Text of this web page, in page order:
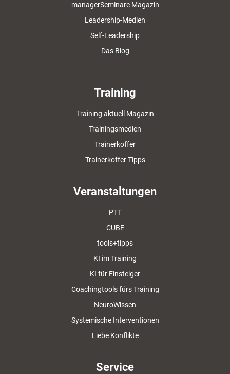
managerSeminare Magazin
Leadership-Medien
Self-Leadership
Das Blog
Training
Training aktuell Magazin
Trainingsmedien
Trainerkoffer
Trainerkoffer Tipps
Veranstaltungen
PTT
CUBE
tools+tipps
KI im Training
KI für Einsteiger
Coachingtools fürs Training
NeuroWissen
Systemische Interventionen
Liebe Konflikte
Service